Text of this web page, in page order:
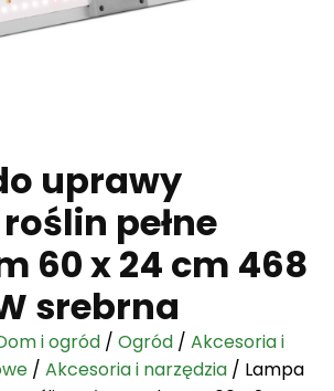
uprawy
pełne
60 x 24 cm 468
srebrna
i ogród / Ogród / Akcesoria i
/ Akcesoria i narzędzia / Lampa